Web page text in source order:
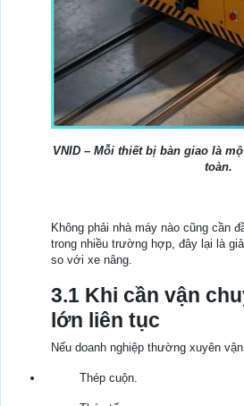
VNID – Mỗi thiết bị bàn giao là
toàn.
Không phải nhà máy nào cũng cần
trong nhiều trường hợp, đây lại là
so với xe nâng.
3.1 Khi cần vận
lớn liên tục
Nếu doanh nghiệp thường xuyên
Thép cuộn.